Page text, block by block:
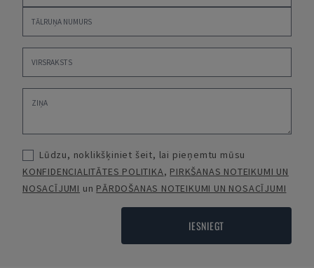
Lūdzu, noklikšķiniet šeit, lai pieņemtu mūsu
KONFIDENCIALITĀTES POLITIKA, PIRKŠANAS NOTEIKUMI UN
NOSACĪJUMI un PĀRDOŠANAS NOTEIKUMI UN NOSACĪJUMI
IESNIEGT